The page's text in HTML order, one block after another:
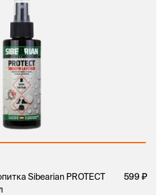
Sibearian PROTECT
599